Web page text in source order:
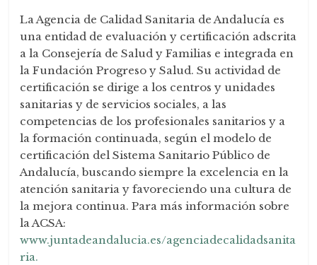
La Agencia de Calidad Sanitaria de Andalucía es
una entidad de evaluación y certificación adscrita
a la Consejería de Salud y Familias e integrada en
la Fundación Progreso y Salud. Su actividad de
certificación se dirige a los centros y unidades
sanitarias y de servicios sociales, a las
competencias de los profesionales sanitarios y a
la formación continuada, según el modelo de
certificación del Sistema Sanitario Público de
Andalucía, buscando siempre la excelencia en la
atención sanitaria y favoreciendo una cultura de
la mejora continua. Para más información sobre
la ACSA:
www.juntadeandalucia.es/agenciadecalidadsanita
ria.